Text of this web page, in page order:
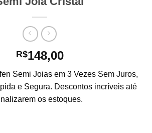
R$148,00
Semi Joias em 3 Vezes Sem Juros,
e Segura. Descontos incríveis até
os estoques.
Ródio Negro Semi Jóia Cristal